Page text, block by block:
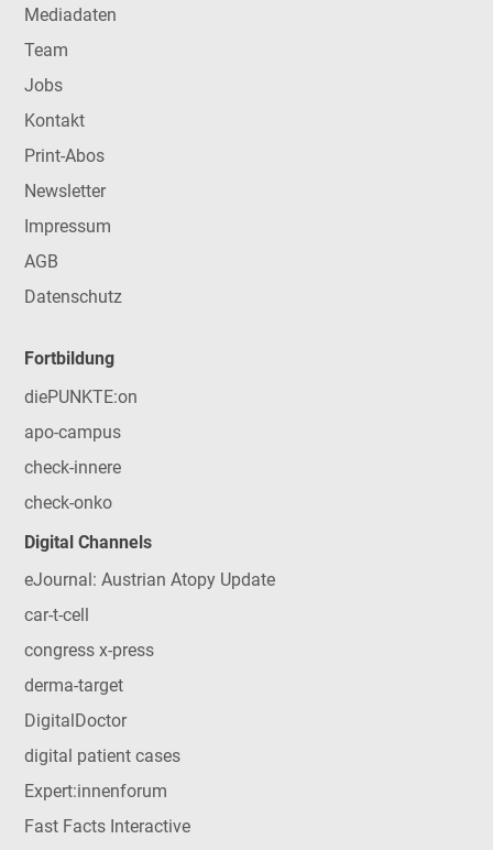
Mediadaten
Team
Jobs
Kontakt
Print-Abos
Newsletter
Impressum
AGB
Datenschutz
Fortbildung
diePUNKTE:on
apo-campus
check-innere
check-onko
Digital Channels
eJournal: Austrian Atopy Update
car-t-cell
congress x-press
derma-target
DigitalDoctor
digital patient cases
Expert:innenforum
Fast Facts Interactive